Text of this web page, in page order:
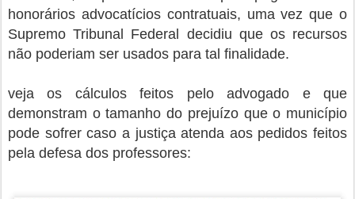
honorários advocatícios contratuais, uma vez que o
Supremo Tribunal Federal decidiu que os recursos
não poderiam ser usados para tal finalidade.
veja os cálculos feitos pelo advogado e que
demonstram o tamanho do prejuízo que o município
pode sofrer caso a justiça atenda aos pedidos feitos
pela defesa dos professores: